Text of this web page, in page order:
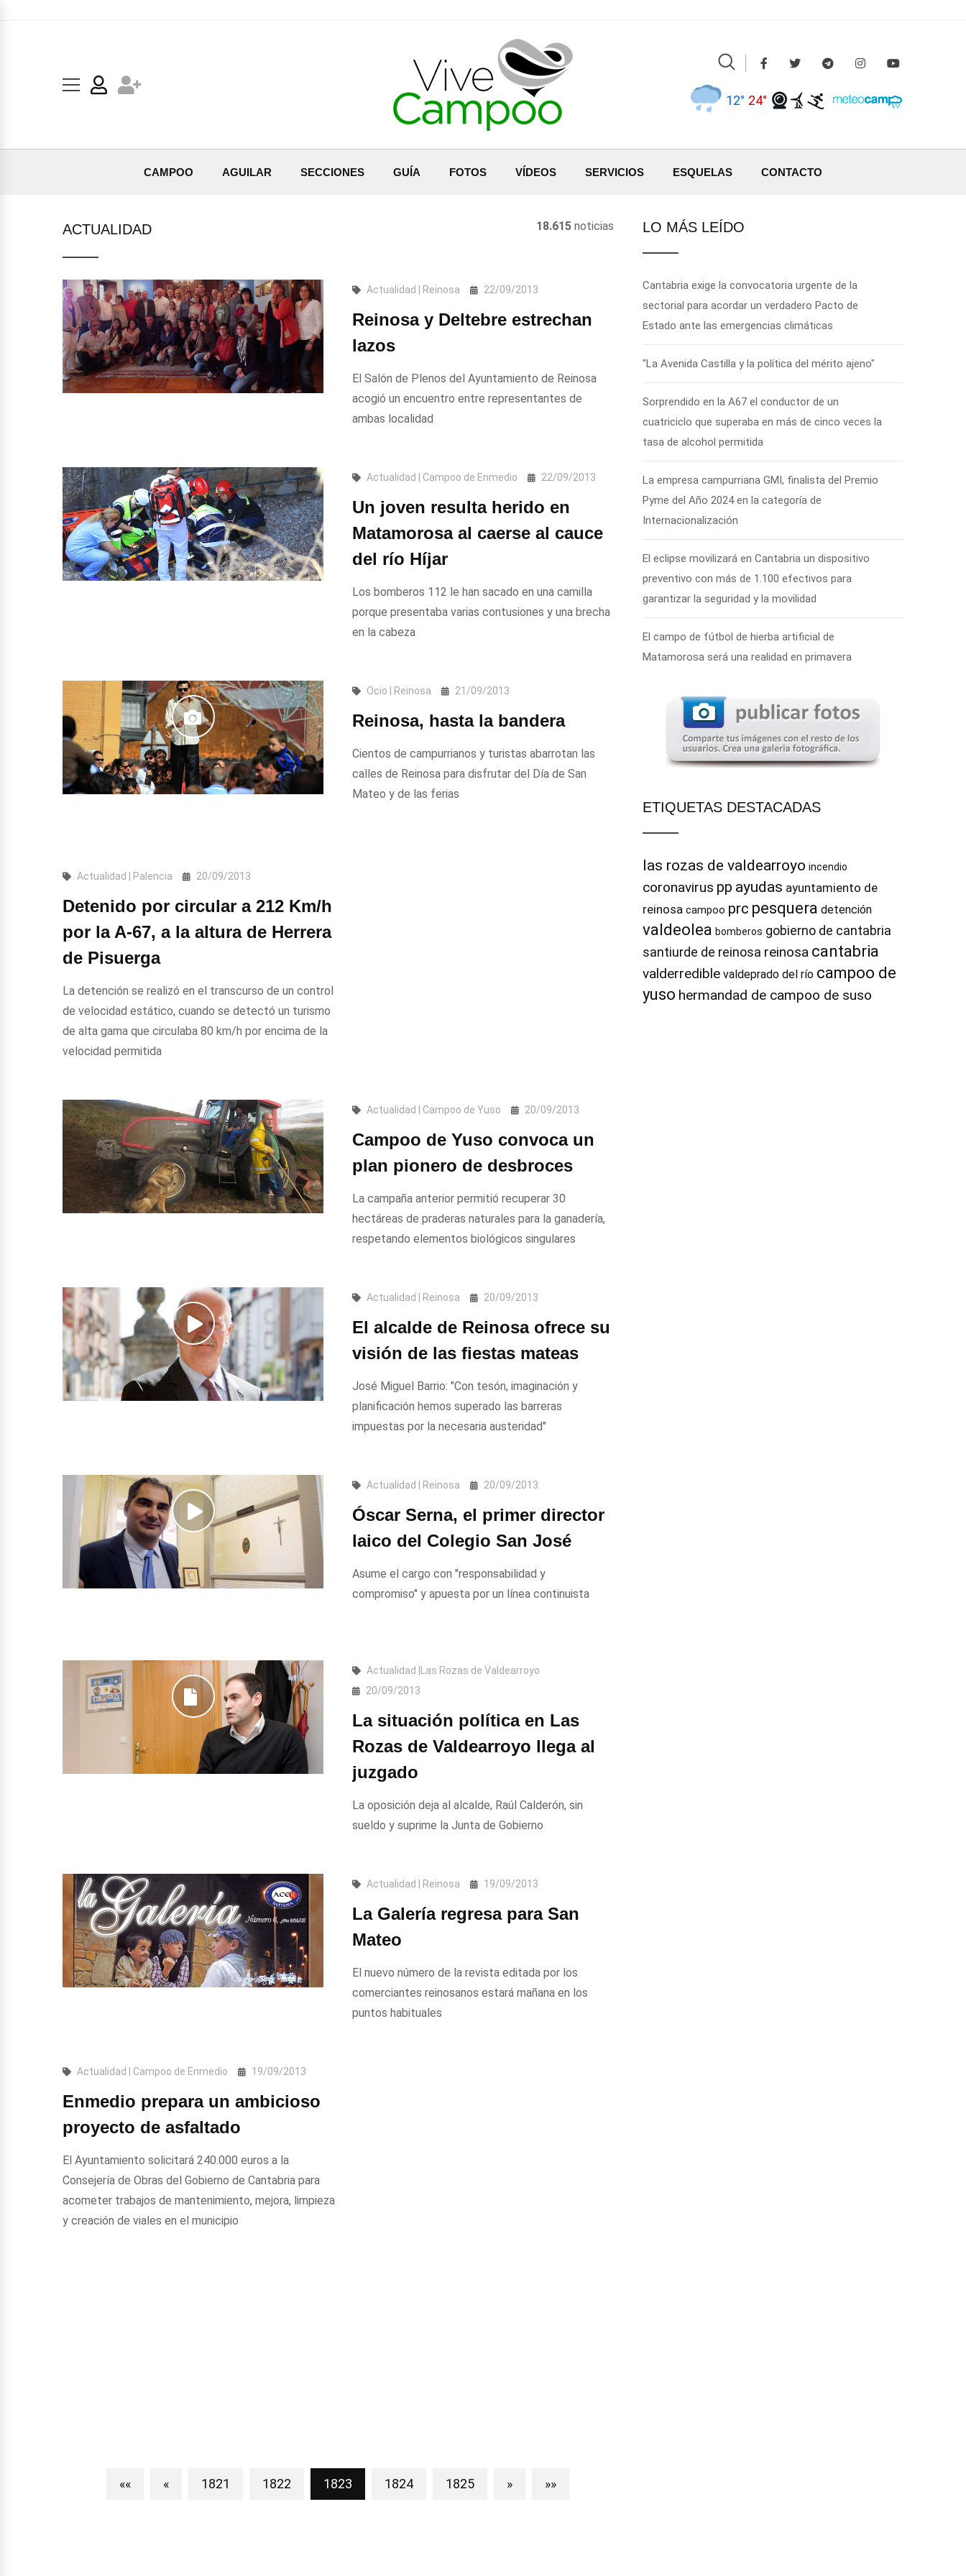
12° 24°
CAMPOO AGUILAR SECCIONES GUÍA FOTOS VÍDEOS SERVICIOS ESQUELAS CONTACTO
ACTUALIDAD 18.615noticias
Actualidad | Reinosa 22/09/2013
Reinosa y Deltebre estrechan
lazos
El Salón de Plenos del Ayuntamiento de Reinosa
acogió un encuentro entre representantes de
ambas localidad
Actualidad | Campoo de Enmedio 22/09/2013
Un joven resulta herido en
Matamorosa al caerse al cauce
del río Híjar
Los bomberos 112 le han sacado en una camilla
porque presentaba varias contusiones y una brecha
en la cabeza
Ocio | Reinosa 21/09/2013
Reinosa, hasta la bandera
Cientos de campurrianos y turistas abarrotan las
calles de Reinosa para disfrutar del Día de San
Mateo y de las ferias
Actualidad | Palencia 20/09/2013
Detenido por circular a 212 Km/h
por la A-67, a la altura de Herrera
de Pisuerga
La detención se realizó en el transcurso de un control
de velocidad estático, cuando se detectó un turismo
de alta gama que circulaba 80 km/h por encima de la
velocidad permitida
Actualidad | Campoo de Yuso 20/09/2013
Campoo de Yuso convoca un
plan pionero de desbroces
La campaña anterior permitió recuperar 30
hectáreas de praderas naturales para la ganadería,
respetando elementos biológicos singulares
Actualidad | Reinosa 20/09/2013
El alcalde de Reinosa ofrece su
visión de las fiestas mateas
José Miguel Barrio: "Con tesón, imaginación y
planificación hemos superado las barreras
impuestas por la necesaria austeridad"
Actualidad | Reinosa 20/09/2013
Óscar Serna, el primer director
laico del Colegio San José
Asume el cargo con "responsabilidad y
compromiso" y apuesta por un línea continuista
Actualidad |Las Rozas de Valdearroyo
20/09/2013
La situación política en Las
Rozas de Valdearroyo llega al
juzgado
La oposición deja al alcalde, Raúl Calderón, sin
sueldo y suprime la Junta de Gobierno
Actualidad | Reinosa 19/09/2013
La Galería regresa para San
Mateo
El nuevo número de la revista editada por los
comerciantes reinosanos estará mañana en los
puntos habituales
Actualidad | Campoo de Enmedio 19/09/2013
Enmedio prepara un ambicioso
proyecto de asfaltado
El Ayuntamiento solicitará 240.000 euros a la
Consejería de Obras del Gobierno de Cantabria para
acometer trabajos de mantenimiento, mejora, limpieza
y creación de viales en el municipio
«« « 1821 1822 1823 1824 1825 » »»
LO MÁS LEÍDO
Cantabria exige la convocatoria urgente de la
sectorial para acordar un verdadero Pacto de
Estado ante las emergencias climáticas
"La Avenida Castilla y la política del mérito ajeno"
Sorprendido en la A67 el conductor de un
cuatriciclo que superaba en más de cinco veces la
tasa de alcohol permitida
La empresa campurriana GMI, finalista del Premio
Pyme del Año 2024 en la categoría de
Internacionalización
El eclipse movilizará en Cantabria un dispositivo
preventivo con más de 1.100 efectivos para
garantizar la seguridad y la movilidad
El campo de fútbol de hierba artificial de
Matamorosa será una realidad en primavera
ETIQUETAS DESTACADAS
las rozas de valdearroyo incendio
coronavirus pp ayudas ayuntamiento de
reinosa campoo prc pesquera detención
valdeolea bomberos gobierno de cantabria
santiurde de reinosa reinosa cantabria
valderredible valdeprado del río campoo de
yuso hermandad de campoo de suso